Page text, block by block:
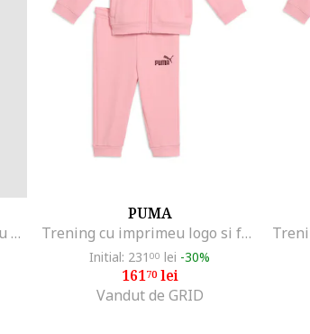
Trening lung cu imprimeu cu Stitch, Roz deschis/Albastru royal/Alb optic/Bleumarin
PUMA
Trening cu imprimeu logo si fermoar, Roz pastel
Initial: 231 00 lei -30%
16170lei
Vandut de GRID